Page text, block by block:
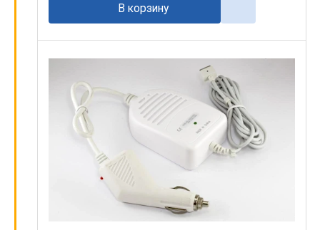
В корзину